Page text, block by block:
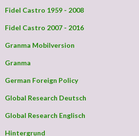
Fidel Castro 1959 - 2008
Fidel Castro 2007 - 2016
Granma Mobilversion
Granma
German Foreign Policy
Global Research Deutsch
Global Research Englisch
Hintergrund